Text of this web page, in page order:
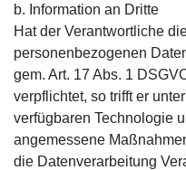
b. Information an Dritte
Hat der Verantwortliche
personenbezogenen
gem. Art. 17 Abs. 1
verpflichtet, so trifft er
verfügbaren Technologie
angemessene
die Datenverarbeitung